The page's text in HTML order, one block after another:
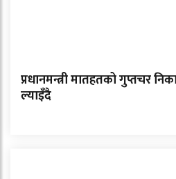
प्रधानमन्त्री मातहतको गुप्तचर
ल्याइँदै